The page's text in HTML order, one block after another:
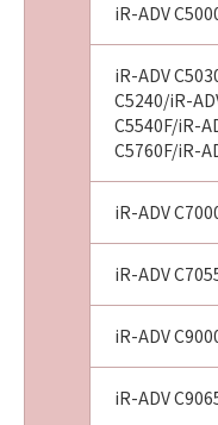
iR-ADV
iR-ADV
C5240/iR-
C5540F/iR-
C5760F/iR-
iR-ADV
iR-ADV
iR-ADV
iR-ADV